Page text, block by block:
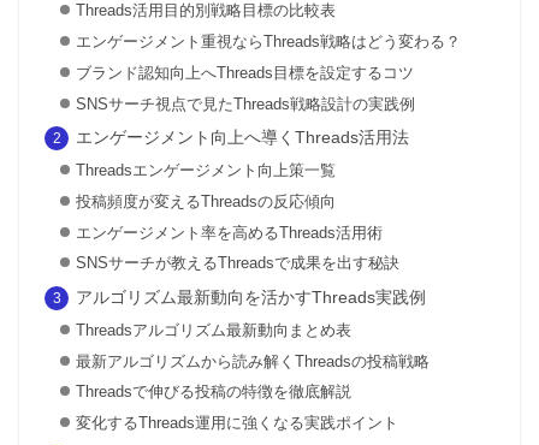
Threads活用目的別戦略目標の比較表
エンゲージメント重視ならThreads戦略はどう変わる？
ブランド認知向上へThreads目標を設定するコツ
SNSサーチ視点で見たThreads戦略設計の実践例
エンゲージメント向上へ導くThreads活用法
Threadsエンゲージメント向上策一覧
投稿頻度が変えるThreadsの反応傾向
エンゲージメント率を高めるThreads活用術
SNSサーチが教えるThreadsで成果を出す秘訣
アルゴリズム最新動向を活かすThreads実践例
Threadsアルゴリズム最新動向まとめ表
最新アルゴリズムから読み解くThreadsの投稿戦略
Threadsで伸びる投稿の特徴を徹底解説
変化するThreads運用に強くなる実践ポイント